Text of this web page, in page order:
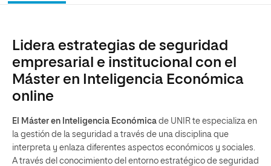
Lidera estrategias de seguridad
empresarial e institucional con el
Máster en Inteligencia Económica
online
El Máster en Inteligencia Económica de UNIR te especializa en
la gestión de la seguridad a través de una disciplina que
interpreta y enlaza diferentes aspectos económicos y sociales.
A través del conocimiento del entorno estratégico de seguridad